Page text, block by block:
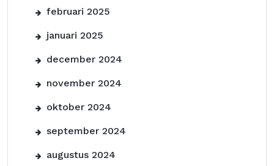
februari 2025
januari 2025
december 2024
november 2024
oktober 2024
september 2024
augustus 2024